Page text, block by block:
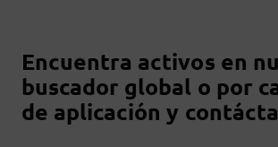
Encuentra activos en
buscador global o por
de aplicación y